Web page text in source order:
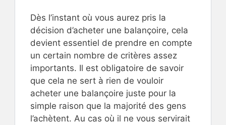
Dès l’instant où vous aurez pris la
décision d’acheter une balançoire, cela
devient essentiel de prendre en compte
un certain nombre de critères assez
importants. Il est obligatoire de savoir
que cela ne sert à rien de vouloir
acheter une balançoire juste pour la
simple raison que la majorité des gens
l’achètent. Au cas où il ne vous servirait